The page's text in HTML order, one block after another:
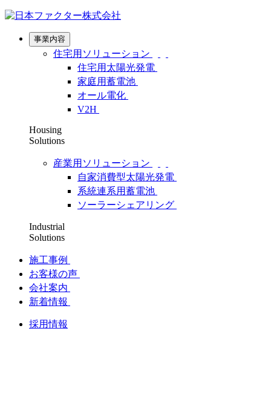
事業内容
住宅用ソリューション
住宅用太陽光発電
家庭用蓄電池
オール電化
V2H
Housing
Solutions
産業用ソリューション
自家消費型太陽光発電
系統連系用蓄電池
ソーラーシェアリング
Industrial
Solutions
施工事例
お客様の声
会社案内
新着情報
採用情報